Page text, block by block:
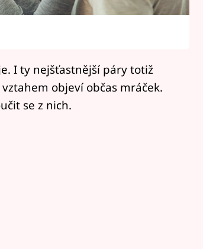
I ty nejšťastnější páry totiž
objeví občas mráček.
se z nich.